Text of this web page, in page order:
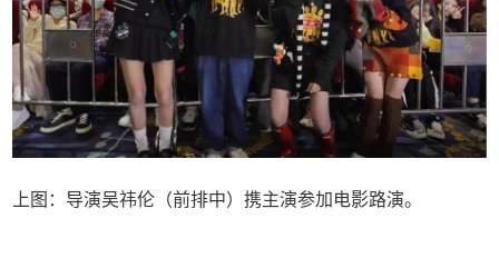
上图：导演吴祎伦（前排中）携主演参加电影路演。